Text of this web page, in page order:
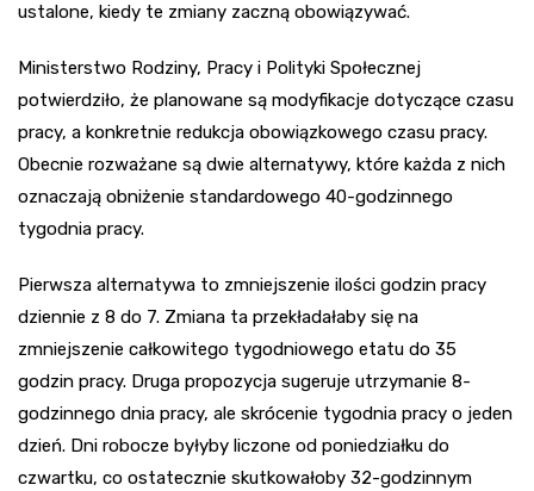
ustalone, kiedy te zmiany zaczną obowiązywać.
Ministerstwo Rodziny, Pracy i Polityki Społecznej
potwierdziło, że planowane są modyfikacje dotyczące czasu
pracy, a konkretnie redukcja obowiązkowego czasu pracy.
Obecnie rozważane są dwie alternatywy, które każda z nich
oznaczają obniżenie standardowego 40-godzinnego
tygodnia pracy.
Pierwsza alternatywa to zmniejszenie ilości godzin pracy
dziennie z 8 do 7. Zmiana ta przekładałaby się na
zmniejszenie całkowitego tygodniowego etatu do 35
godzin pracy. Druga propozycja sugeruje utrzymanie 8-
godzinnego dnia pracy, ale skrócenie tygodnia pracy o jeden
dzień. Dni robocze byłyby liczone od poniedziałku do
czwartku, co ostatecznie skutkowałoby 32-godzinnym